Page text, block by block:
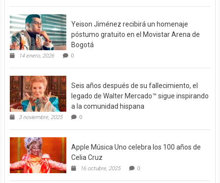
Yeison Jiménez recibirá un homenaje
póstumo gratuito en el Movistar Arena de
Bogotá
14 enero, 2026 0
Seis años después de su fallecimiento, el
legado de Walter Mercado™ sigue inspirando
a la comunidad hispana
3 noviembre, 2025 0
Apple Música Uno celebra los 100 años de
Celia Cruz
16 octubre, 2025 0